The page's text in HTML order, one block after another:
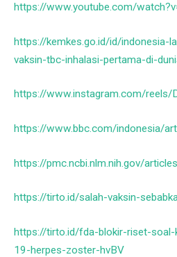
https://www.youtube.com/
https://kemkes.go.id/id/indonesia-
vaksin-tbc-inhalasi-pertama-di-
https://www.instagram.com/
https://www.bbc.com/indonesia/
https://pmc.ncbi.nlm.nih.gov/
https://tirto.id/salah-vaksin-
https://tirto.id/fda-blokir-riset-soal-
19-herpes-zoster-hvBV